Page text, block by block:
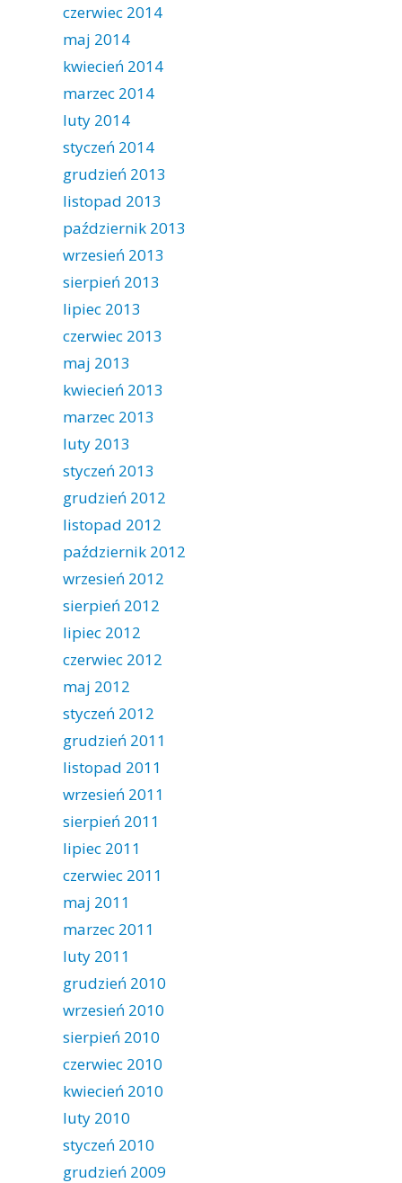
czerwiec 2014
maj 2014
kwiecień 2014
marzec 2014
luty 2014
styczeń 2014
grudzień 2013
listopad 2013
październik 2013
wrzesień 2013
sierpień 2013
lipiec 2013
czerwiec 2013
maj 2013
kwiecień 2013
marzec 2013
luty 2013
styczeń 2013
grudzień 2012
listopad 2012
październik 2012
wrzesień 2012
sierpień 2012
lipiec 2012
czerwiec 2012
maj 2012
styczeń 2012
grudzień 2011
listopad 2011
wrzesień 2011
sierpień 2011
lipiec 2011
czerwiec 2011
maj 2011
marzec 2011
luty 2011
grudzień 2010
wrzesień 2010
sierpień 2010
czerwiec 2010
kwiecień 2010
luty 2010
styczeń 2010
grudzień 2009